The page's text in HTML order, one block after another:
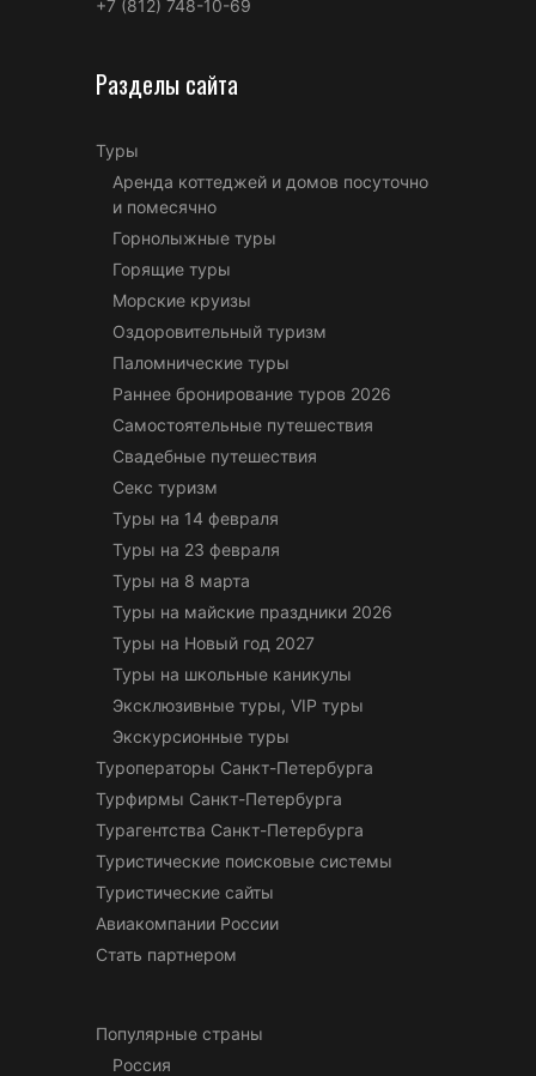
+7 (812) 748-10-69
Разделы сайта
Туры
Аренда коттеджей и домов посуточно
и помесячно
Горнолыжные туры
Горящие туры
Морские круизы
Оздоровительный туризм
Паломнические туры
Раннее бронирование туров 2026
Самостоятельные путешествия
Свадебные путешествия
Секс туризм
Туры на 14 февраля
Туры на 23 февраля
Туры на 8 марта
Туры на майские праздники 2026
Туры на Новый год 2027
Туры на школьные каникулы
Эксклюзивные туры, VIP туры
Экскурсионные туры
Туроператоры Санкт-Петербурга
Турфирмы Санкт-Петербурга
Турагентства Санкт-Петербурга
Туристические поисковые системы
Туристические сайты
Авиакомпании России
Стать партнером
Популярные страны
Россия